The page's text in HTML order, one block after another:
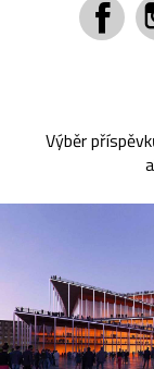
Výběr